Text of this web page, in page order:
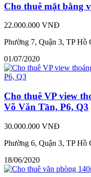
Cho thuê mặt bằng
22.000.000 VNĐ
Phường 7, Quận 3, TP Hồ
01/07/2020
Cho thuê VP view
Võ Văn Tần, P6, Q3
30.000.000 VNĐ
Phường 6, Quận 3, TP Hồ
18/06/2020